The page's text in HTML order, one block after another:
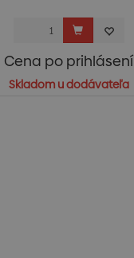
Cena po prihlásení
Skladom u dodávateľa